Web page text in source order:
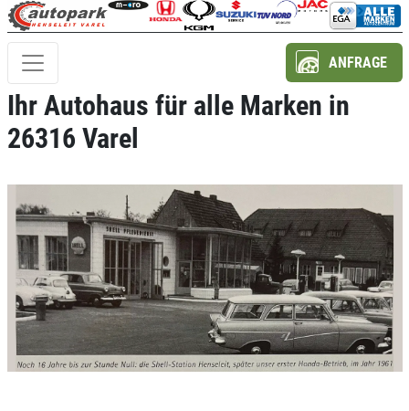
ANFRAGE
Ihr Autohaus für alle Marken in
26316 Varel